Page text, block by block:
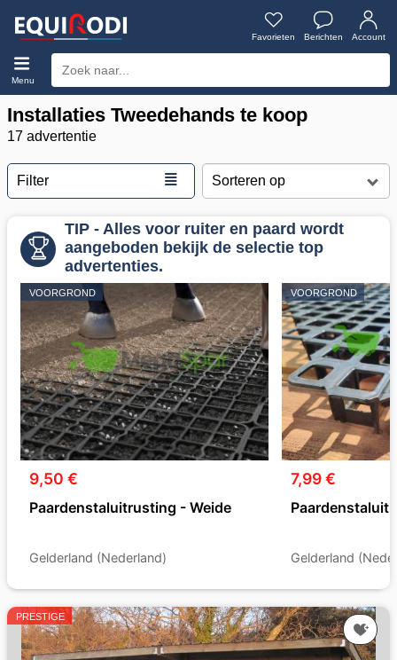
Favorieten Berichten Account
Menu
Installaties Tweedehands te koop
17 advertentie
Filter ≣
TIP - Alles voor ruiter en paard wordt
aangeboden bekijk de selectie top
advertenties.
VOORGROND
9,50 €
Paardenstaluitrusting - Weide
Gelderland (Nederland)
VOORGROND
7,99 €
Gelderland
PRESTIGE